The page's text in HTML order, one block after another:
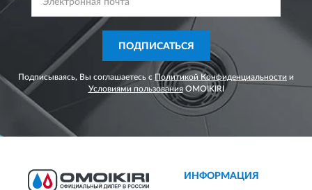
ПОДПИСАТЬСЯ
Подписываясь, Вы соглашаетесь с Политикой Конфиденциальности и
Условиями пользованияOMOIKIRI
ИНФОРМАЦИЯ